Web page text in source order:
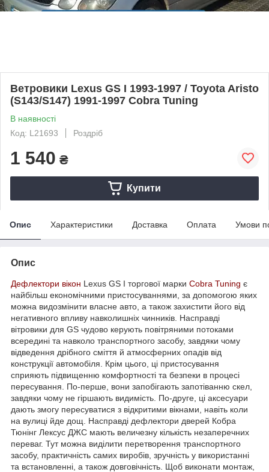
Ветровики Lexus GS I 1993-1997 / Toyota Aristo
(S143/S147) 1991-1997 Cobra Tuning
В наявності
Код: L21693
Роздріб
1 540 ₴
Купити
Опис Характеристики Доставка Оплата Умови
Опис
Дефлектори вікон Lexus GS I торгової марки Cobra Tuning є
найбільш економічними пристосуваннями, за допомогою яких
можна видозмінити власне авто, а також захистити його від
негативного впливу навколишніх чинників. Насправді
вітровики для GS чудово керують повітряними потоками
всередині та навколо транспортного засобу, завдяки чому
відведення дрібного сміття й атмосферних опадів від
конструкції автомобіля. Крім цього, ці пристосування
сприяють підвищенню комфортності та безпеки в процесі
пересування. По-перше, вони запобігають запотіванню скел,
завдяки чому не гіршають видимість. По-друге, ці аксесуари
дають змогу пересуватися з відкритими вікнами, навіть коли
на вулиці йде дощ. Насправді дефлектори дверей Кобра
Тюнінг Лексус ДЖС мають величезну кількість незаперечних
переваг. Тут можна виділити перетворення транспортного
засобу, практичність самих виробів, зручність у використанні
та встановленні, а також довговічність. Щоб виконати монтаж,